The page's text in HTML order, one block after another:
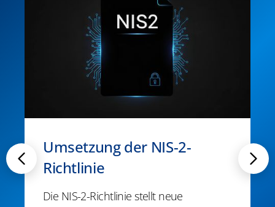
Umsetzung der NIS-2-
Richtlinie
Die NIS-2-Richtlinie stellt neue